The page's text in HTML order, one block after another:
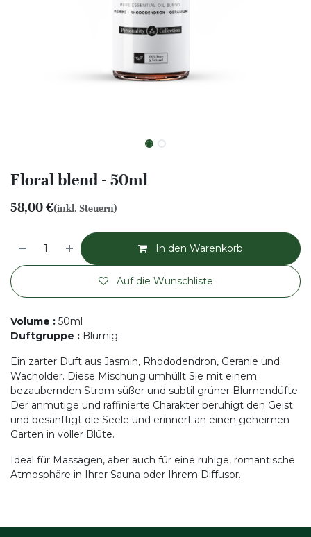
Floral blend - 50ml
58,00€(inkl. Steuern)
In den Warenkorb
Auf die Wunschliste
Volume : 50ml
Duftgruppe : Blumig
Ein zarter Duft aus Jasmin, Rhododendron, Geranie und
Wacholder. Diese Mischung umhüllt Sie mit einem
bezaubernden Strom süßer und subtil grüner Blumendüfte.
Der anmutige und raffinierte Charakter beruhigt den Geist
und besänftigt die Seele und erinnert an einen geheimen
Garten in voller Blüte.
Ideal für Massagen, aber auch für eine ruhige, romantische
Atmosphäre in Ihrer Sauna oder Ihrem Diffusor.